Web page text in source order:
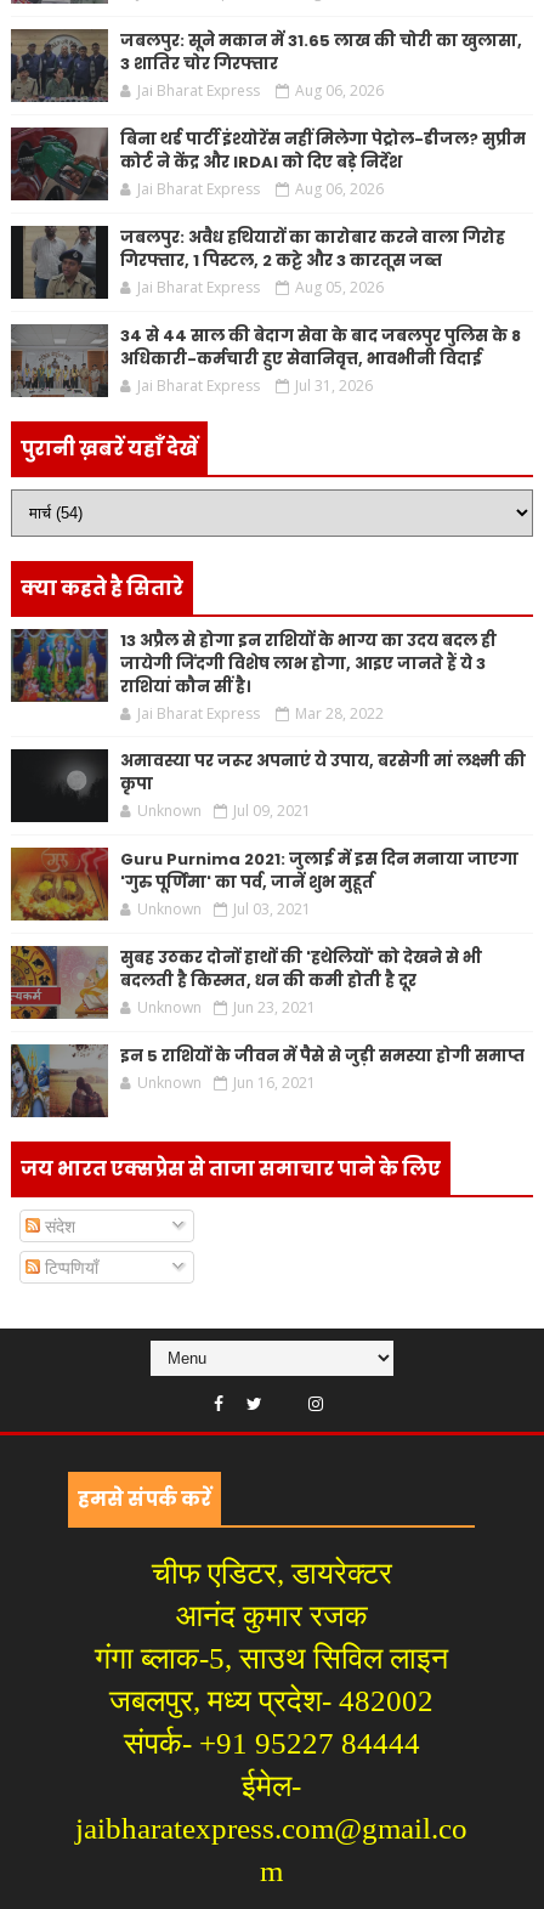
जबलपुर: सूने मकान में 31.65 लाख की चोरी का खुलासा,
3 शातिर चोर गिरफ्तार
Jai Bharat Express Aug 06, 2026
बिना थर्ड पार्टी इंश्योरेंस नहीं मिलेगा पेट्रोल-डीजल? सुप्रीम
कोर्ट ने केंद्र और IRDAI को दिए बड़े निर्देश
Jai Bharat Express Aug 06, 2026
जबलपुर: अवैध हथियारों का कारोबार करने वाला गिरोह
गिरफ्तार, 1 पिस्टल, 2 कट्टे और 3 कारतूस जब्त
Jai Bharat Express Aug 05, 2026
34 से 44 साल की बेदाग सेवा के बाद जबलपुर पुलिस के 8
अधिकारी-कर्मचारी हुए सेवानिवृत्त, भावभीनी विदाई
Jai Bharat Express Jul 31, 2026
पुरानी ख़बरें यहाँ देखें
क्या कहते है सितारे
13 अप्रैल से होगा इन राशियों के भाग्य का उदय बदल ही
जायेगी जिंदगी विशेष लाभ होगा, आइए जानते हैं ये 3
राशियां कौन सीं है।
Jai Bharat Express Mar 28, 2022
अमावस्या पर जरूर अपनाएं ये उपाय, बरसेगी मां लक्ष्मी की
कृपा
Unknown Jul 09, 2021
Guru Purnima 2021: जुलाई में इस दिन मनाया जाएगा
'गुरु पूर्णिमा' का पर्व, जानें शुभ मुहूर्त
Unknown Jul 03, 2021
सुबह उठकर दोनों हाथों की 'हथेलियों' को देखने से भी
बदलती है किस्मत, धन की कमी होती है दूर
Unknown Jun 23, 2021
इन 5 राशियों के जीवन में पैसे से जुड़ी समस्या होगी समाप्त
Unknown Jun 16, 2021
जय भारत एक्सप्रेस से ताजा समाचार पाने के लिए
संदेश
टिप्पणियाँ
हमसे संपर्क करें
चीफ एडिटर, डायरेक्टर
आनंद कुमार रजक
गंगा ब्लाक-5, साउथ सिविल लाइन
जबलपुर, मध्य प्रदेश- 482002
संपर्क- +91 95227 84444
ईमेल-
jaibharatexpress.com@gmail.co
m